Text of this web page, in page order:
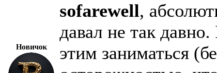
Новичок
sofarewell,
давал не так
этим заниматься